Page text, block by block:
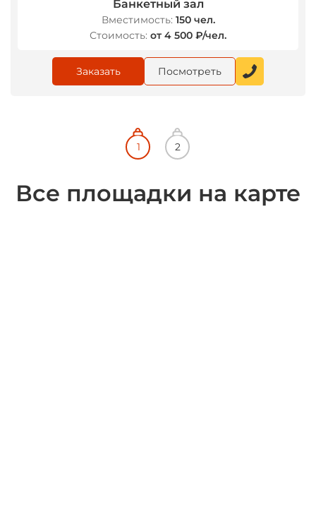
Банкетный зал
Вместимость: 150 чел.
Стоимость: от 4 500 ₽/чел.
Заказать Посмотреть
Все площадки на карте